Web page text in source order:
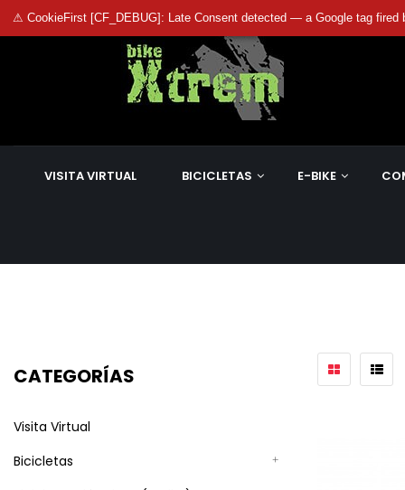
⚠ CookieFirst [CF_DEBUG]: Late Consent detected — a Google tag fired
VISITA VIRTUAL BICICLETAS E-BIKE
CATEGORÍAS
Visita Virtual
Bicicletas